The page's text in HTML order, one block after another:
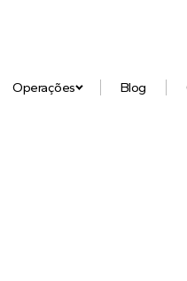
Operações Blog